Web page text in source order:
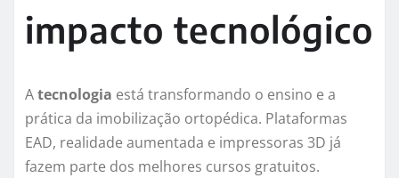
impacto tecnológico
Atecnologia está transformando o ensino e a
prática da imobilização ortopédica. Plataformas
EAD, realidade aumentada e impressoras 3D já
fazem parte dos melhores cursos gratuitos.